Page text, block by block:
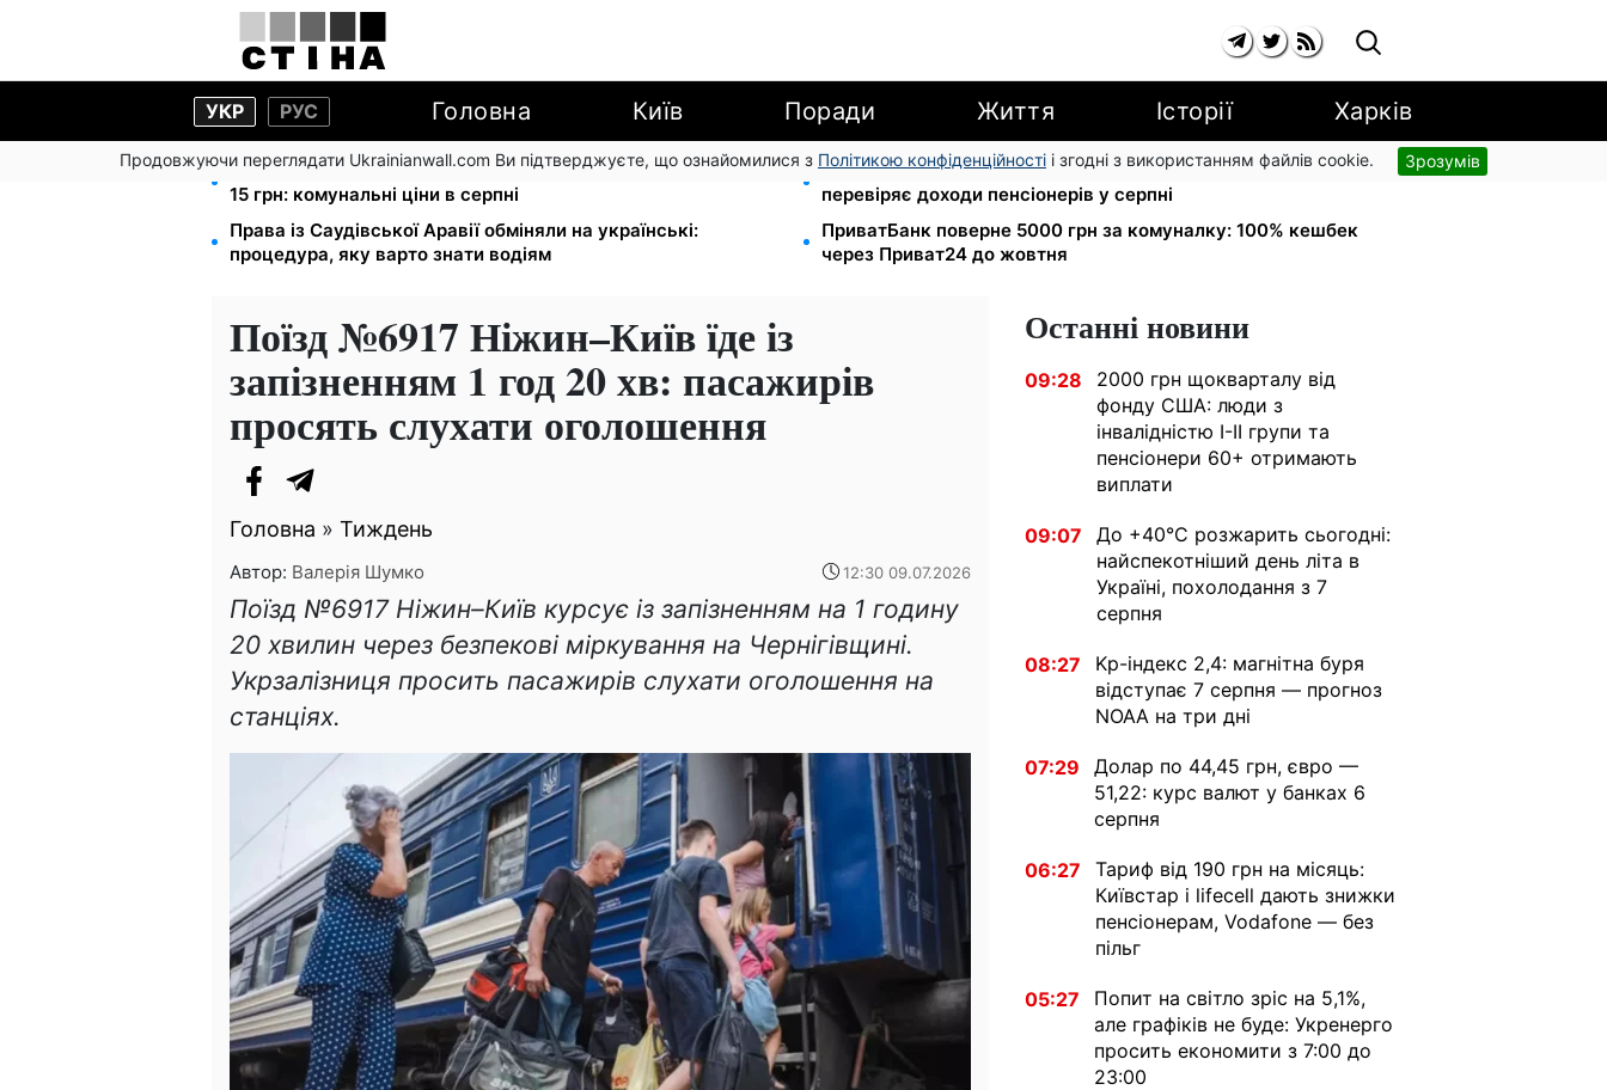
УКР РУС Головна Київ Поради Життя Історії Харків
Продовжуючи переглядати Ukrainianwall.com Ви підтверджуєте, що ознайомилися з Політикою конфіденційності і згодні з використанням файлів cookie. Зрозумів
Тарифи на воду злетіли до 91,24 грн/куб, газ може сягнути
15 грн: комунальні ціни в серпні
Субсидії скасують, пільги на комуналку відкличуть: ПФУ
перевіряє доходи пенсіонерів у серпні
Права із Саудівської Аравії обміняли на українські:
процедура, яку варто знати водіям
ПриватБанк поверне 5000 грн за комуналку: 100% кешбек
через Приват24 до жовтня
Поїзд №6917 Ніжин–Київ їде із
запізненням 1 год 20 хв: пасажирів
просять слухати оголошення
Головна » Тиждень
Автор: Валерія Шумко 12:30 09.07.2026
Поїзд №6917 Ніжин–Київ курсує із запізненням на 1 годину
20 хвилин через безпекові міркування на Чернігівщині.
Укрзалізниця просить пасажирів слухати оголошення на
станціях.
Останні новини
09:28
2000 грн щокварталу від
фонду США: люди з
інвалідністю I-II групи та
пенсіонери 60+ отримають
виплати
09:07
До +40°С розжарить сьогодні:
найспекотніший день літа в
Україні, похолодання з 7
серпня
08:27
Kp-індекс 2,4: магнітна буря
відступає 7 серпня — прогноз
NOAA на три дні
07:29
Долар по 44,45 грн, євро —
51,22: курс валют у банках 6
серпня
06:27
Тариф від 190 грн на місяць:
Київстар і lifecell дають знижки
пенсіонерам, Vodafone — без
пільг
05:27
Попит на світло зріс на 5,1%,
але графіків не буде: Укренерго
просить економити з 7:00 до
23:00